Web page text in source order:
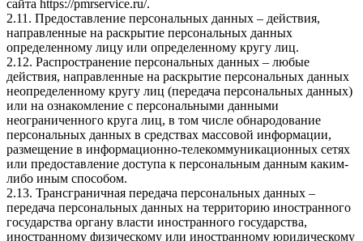
сайта https://pmrservice.ru/.
2.11. Предоставление персональных данных – действия,
направленные на раскрытие персональных данных
определенному лицу или определенному кругу лиц.
2.12. Распространение персональных данных – любые
действия, направленные на раскрытие персональных данных
неопределенному кругу лиц (передача персональных данных)
или на ознакомление с персональными данными
неограниченного круга лиц, в том числе обнародование
персональных данных в средствах массовой информации,
размещение в информационно-телекоммуникационных сетях
или предоставление доступа к персональным данным каким-
либо иным способом.
2.13. Трансграничная передача персональных данных –
передача персональных данных на территорию иностранного
государства органу власти иностранного государства,
иностранному физическому или иностранному юридическому